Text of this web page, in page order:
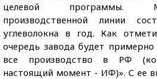
целевой программы.
производственной линии
углеволокна в год. Как
очередь завода будет
все производство в РФ
настоящий момент - ИФ)». С ее